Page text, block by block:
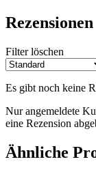
Rezensionen
Filter löschen
Es gibt noch keine
Nur angemeldete
eine Rezension
Ähnliche